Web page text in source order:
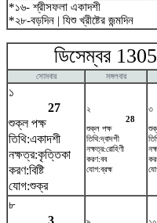
*১৬- শ্রীসফলা একাদশী
*২৮-বড়দিন | যিশু খ্রীষ্টের জন্মদিন
ডিসেম্বর
সোমবার মঙ্গলবার
১
27
শুক্ল পক্ষ
তিথি:একাদশী
নক্ষত্র:কৃত্তিকা
করণ:বিষ্টি
যোগ:শুক্র
২
28
শুক্ল পক্ষ
তিথি:দ্বাদশী
নক্ষত্র:রোহিণী
করণ:বব
যোগ:ব্রহ্ম
৩
৮